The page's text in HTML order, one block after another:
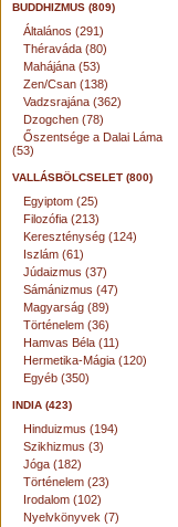
BUDDHIZMUS (809)
Általános (291)
Théraváda (80)
Mahájána (53)
Zen/Csan (138)
Vadzsrajána (362)
Dzogchen (78)
Őszentsége a Dalai Láma
(53)
VALLÁSBÖLCSELET (800)
Egyiptom (25)
Filozófia (213)
Kereszténység (124)
Iszlám (61)
Júdaizmus (37)
Sámánizmus (47)
Magyarság (89)
Történelem (36)
Hamvas Béla (11)
Hermetika-Mágia (120)
Egyéb (350)
INDIA (423)
Hinduizmus (194)
Szikhizmus (3)
Jóga (182)
Történelem (23)
Irodalom (102)
Nyelvkönyvek (7)